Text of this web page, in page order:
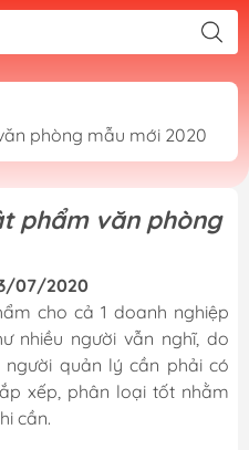
phòng mẫu mới 2020
phẩm văn phòng
07/2020
cho cả 1 doanh nghiệp
nhiều người vẫn nghĩ, do
quản lý cần phải có
xếp, phân loại tốt nhằm
cần.